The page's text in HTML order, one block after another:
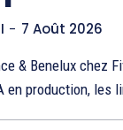
- 7 Août 2026
& Benelux chez
en production, les